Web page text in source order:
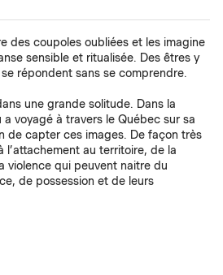
des coupoles oubliées et les imagine
sensible et ritualisée. Des êtres y
répondent sans se comprendre.
une grande solitude. Dans la
a voyagé à travers le Québec sur sa
de capter ces images. De façon très
l’attachement au territoire, de la
violence qui peuvent naitre du
de possession et de leurs